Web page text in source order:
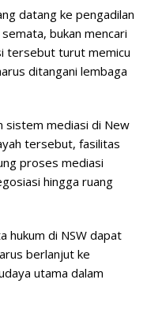
datang ke pengadilan
bukan mencari
tersebut turut memicu
ditangani lembaga
sistem mediasi di New
tersebut, fasilitas
proses mediasi
hingga ruang
hukum di NSW dapat
berlanjut ke
utama dalam